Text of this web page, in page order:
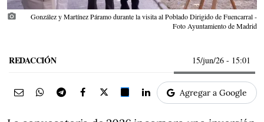
photo_camera
González y Martínez Páramo durante la visita al Poblado Dirigido de Fuencarral -
Foto Ayuntamiento de Madrid
REDACCIÓN 15/jun/26 - 15:01
Agregar a Google